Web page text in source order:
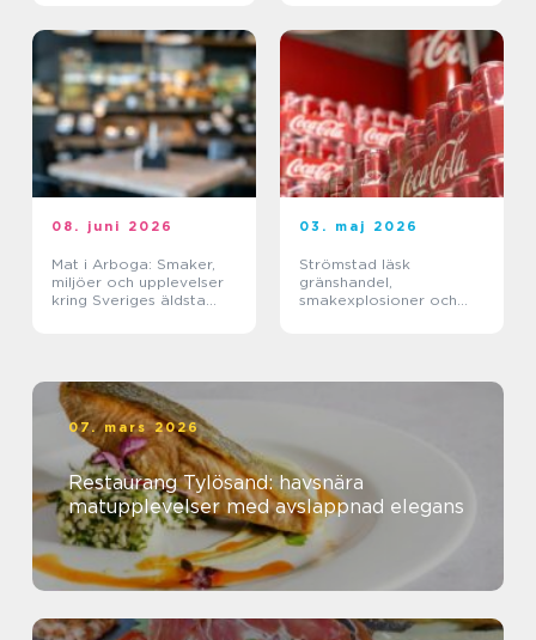
08. juni 2026
Mat i Arboga: Smaker,
miljöer och upplevelser
kring Sveriges äldsta
03. maj 2026
Strömstad läsk
gränshandel,
smakexplosioner och
07. mars 2026
Restaurang Tylösand: havsnära
matupplevelser med avslappnad elegans